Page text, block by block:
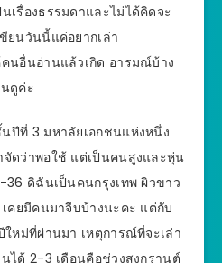
เรื่องธรรมดาและไม่ได้คิดจะ
ยนวันนี้แค่อยากเล่า
นอื่นอ่านแล้วเกิด อารมณ์บ้าง
ดูค่ะ
ปีที่ 3 มหาลัยเอกชนแห่งหนึ่ง
ดว่าพอใช้ แต่เป็นคนสูงและหุ่น
ดิฉันเป็นคนกรุงเทพ ผิวขาว
คยมีคนมาจีบบ้างนะคะ แต่กับ
ใหม่ที่ผ่านมา เหตุการณ์ที่จะเล่า
ได้ 2-3 เดือนคือช่วงสงกรานต์